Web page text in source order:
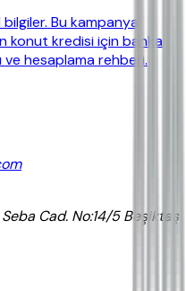
Bu kampanya
konut kredisi için banka
ve hesaplama rehberi.
Cad. No:14/5 Beşiktaş